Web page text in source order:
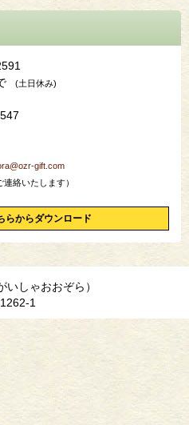
(土日休み)
gift.com
連絡いたします）
らからダウンロード
いしゃおおぞら）
1